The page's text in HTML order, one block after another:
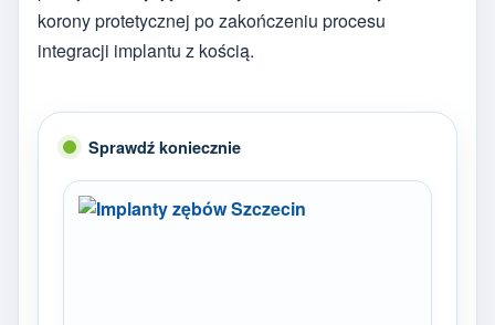
korony protetycznej po zakończeniu procesu
integracji implantu z kością.
Sprawdź koniecznie